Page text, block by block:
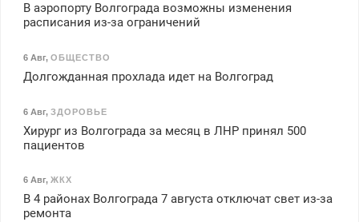
В аэропорту Волгограда возможны изменения
расписания из-за ограничений
6 Авг, ОБЩЕСТВО
Долгожданная прохлада идет на Волгоград
6 Авг, ЗДОРОВЬЕ
Хирург из Волгограда за месяц в ЛНР принял 500
пациентов
6 Авг, ЖКХ
В 4 районах Волгограда 7 августа отключат свет из-за
ремонта